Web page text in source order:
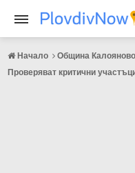
Начало
Община Калояново
Проверяват критични